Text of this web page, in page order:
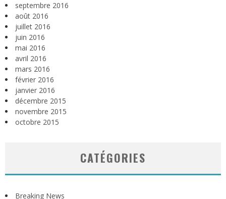
septembre 2016
août 2016
juillet 2016
juin 2016
mai 2016
avril 2016
mars 2016
février 2016
janvier 2016
décembre 2015
novembre 2015
octobre 2015
CATÉGORIES
Breaking News